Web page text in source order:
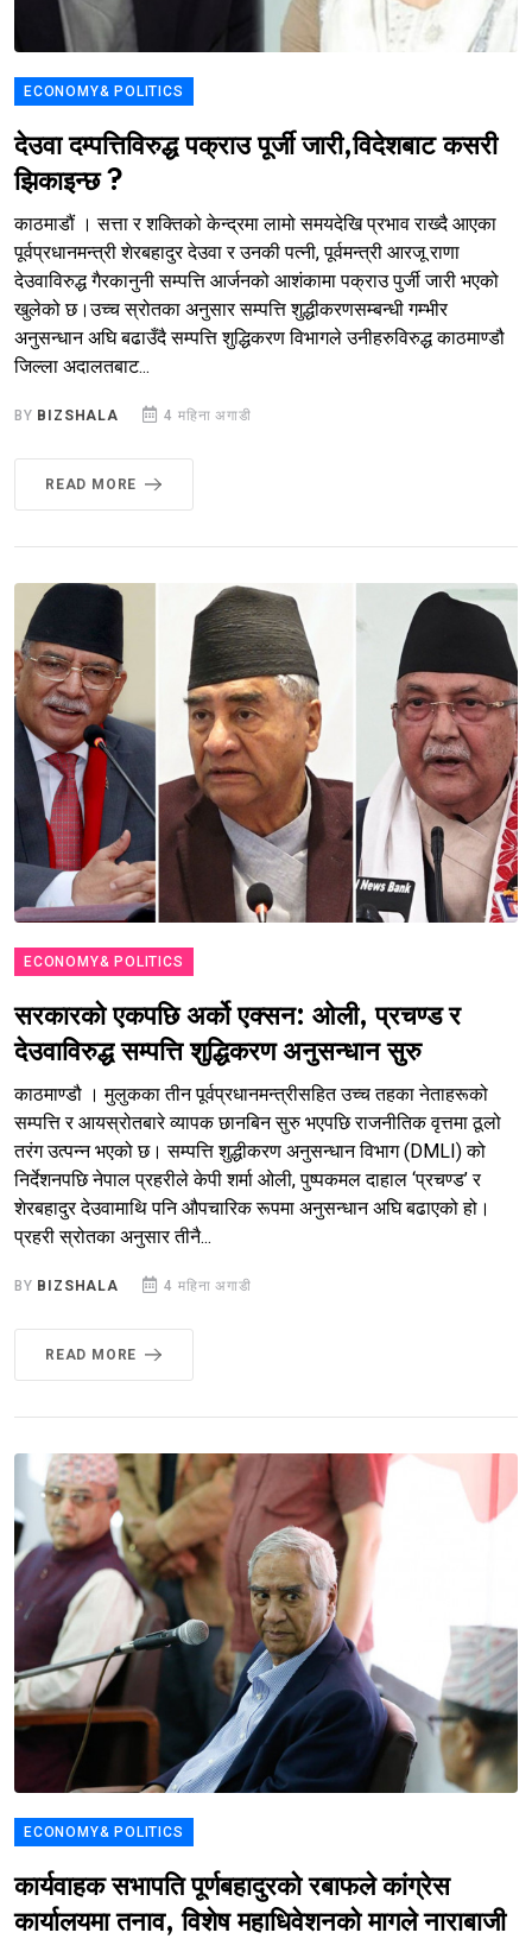
ECONOMY& POLITICS
देउवा दम्पत्तिविरुद्ध पक्राउ पूर्जी जारी,विदेशबाट कसरी
झिकाइन्छ ?
काठमाडौं । सत्ता र शक्तिको केन्द्रमा लामो समयदेखि प्रभाव राख्दै आएका
पूर्वप्रधानमन्त्री शेरबहादुर देउवा र उनकी पत्नी, पूर्वमन्त्री आरजू राणा
देउवाविरुद्ध गैरकानुनी सम्पत्ति आर्जनको आशंकामा पक्राउ पुर्जी जारी भएको
खुलेको छ।उच्च स्रोतका अनुसार सम्पत्ति शुद्धीकरणसम्बन्धी गम्भीर
अनुसन्धान अघि बढाउँदै सम्पत्ति शुद्धिकरण विभागले उनीहरुविरुद्ध काठमाण्डौ
जिल्ला अदालतबाट...
BY BIZSHALA 4 महिना अगाडी
READ MORE
ECONOMY& POLITICS
सरकारको एकपछि अर्को एक्सन: ओली, प्रचण्ड र
देउवाविरुद्ध सम्पत्ति शुद्धिकरण अनुसन्धान सुरु
काठमाण्डौ । मुलुकका तीन पूर्वप्रधानमन्त्रीसहित उच्च तहका नेताहरूको
सम्पत्ति र आयस्रोतबारे व्यापक छानबिन सुरु भएपछि राजनीतिक वृत्तमा ठूलो
तरंग उत्पन्न भएको छ। सम्पत्ति शुद्धीकरण अनुसन्धान विभाग (DMLI) को
निर्देशनपछि नेपाल प्रहरीले केपी शर्मा ओली, पुष्पकमल दाहाल ‘प्रचण्ड’ र
शेरबहादुर देउवामाथि पनि औपचारिक रूपमा अनुसन्धान अघि बढाएको हो।
प्रहरी स्रोतका अनुसार तीनै...
BY BIZSHALA 4 महिना अगाडी
READ MORE
ECONOMY& POLITICS
कार्यवाहक सभापति पूर्णबहादुरको रबाफले कांग्रेस
कार्यालयमा तनाव, विशेष महाधिवेशनको मागले नाराबाजी